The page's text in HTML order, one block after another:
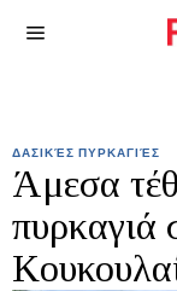
ΔΑΣΙΚΈΣ ΠΥΡΚΑΓΙΈΣ
Άμεσα
πυρκαγιά